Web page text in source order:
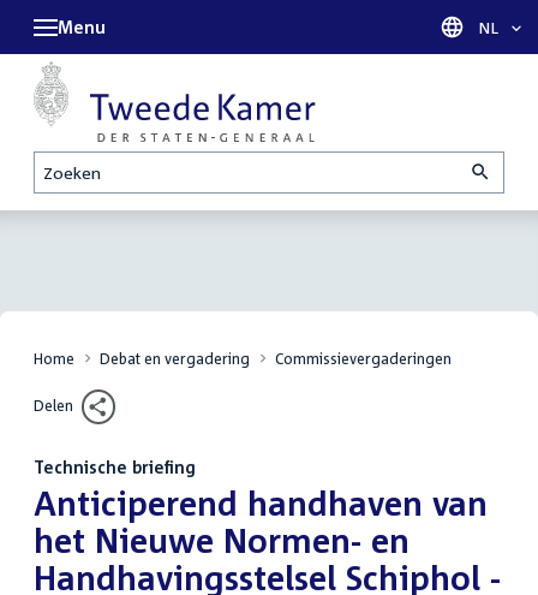
Zoeken
Menu Taal
NL
Home Debat en vergadering Commissievergaderingen
Delen
Technische briefing
Anticiperend handhaven van
het Nieuwe Normen- en
Handhavingsstelsel Schiphol -